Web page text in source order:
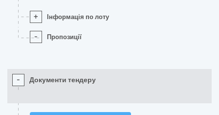
+ Інформація по лоту
- Пропозиції
- Документи тендеру